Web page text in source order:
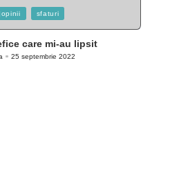
sfaturi
care mi-au lipsit
25 septembrie 2022